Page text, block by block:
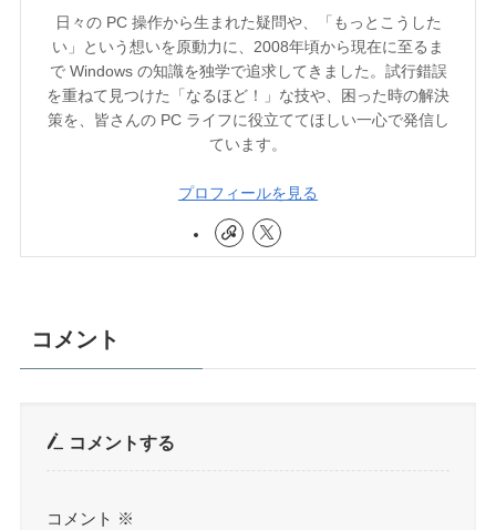
日々の PC 操作から生まれた疑問や、「もっとこうした
い」という想いを原動力に、2008年頃から現在に至るま
で Windows の知識を独学で追求してきました。試行錯誤
を重ねて見つけた「なるほど！」な技や、困った時の解決
策を、皆さんの PC ライフに役立ててほしい一心で発信し
ています。
プロフィールを見る
コメント
コメントする
コメント ※